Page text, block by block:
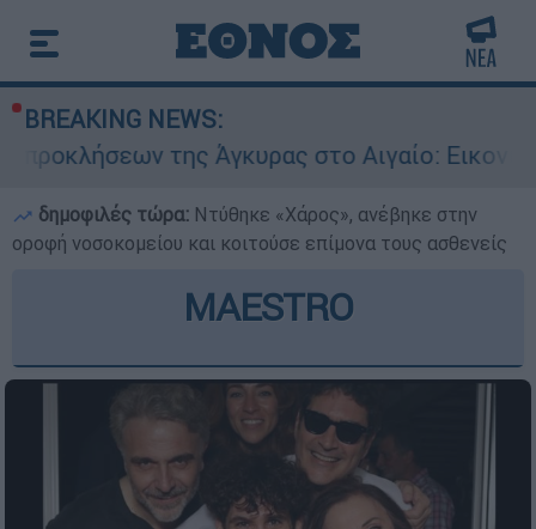
BREAKING NEWS:
Άγκυρας στο Αιγαίο: Εικονική αερομαχία
δημοφιλές τώρα: Ντύθηκε «Χάρος», ανέβηκε στην
οροφή νοσοκομείου και κοιτούσε επίμονα τους ασθενείς
MAESTRO